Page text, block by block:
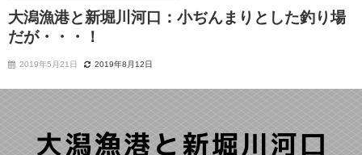
大潟漁港と新堀川河口：小ぢんまりとした釣り場
だが・・・！
2019年5月21日 2019年8月12日